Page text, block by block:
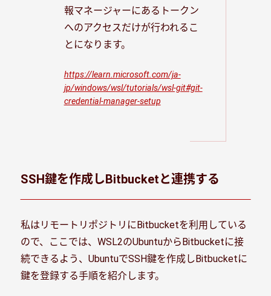
報マネージャーにあるトークン
へのアクセスだけが行われるこ
とになります。
https://learn.microsoft.com/ja-
jp/windows/wsl/tutorials/wsl-git#git-
credential-manager-setup
SSH鍵を作成しBitbucketと連携する
私はリモートリポジトリにBitbucketを利用している
ので、ここでは、WSL2のUbuntuからBitbucketに接
続できるよう、UbuntuでSSH鍵を作成しBitbucketに
鍵を登録する手順を紹介します。